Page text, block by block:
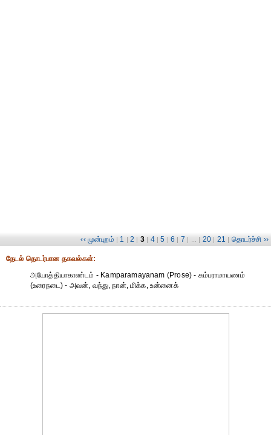
‹‹ முன்புறம் | 1 | 2 | 3 | 4 | 5 | 6 | 7 | ... | 20 | 21 | தொடர்ச்சி ››
தேட‌ல் தொட‌ர்பான தகவ‌ல்க‌ள்:
அயோத்தியாகாண்டம் - Kamparamayanam (Prose) - கம்பராமாயணம்
(உரைநடை) - அவன், வந்து, நான், மிக்க, உன்னைக்